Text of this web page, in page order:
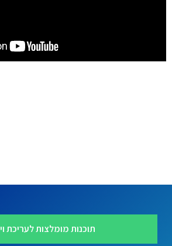
תוכנות מומלצות לעריכת